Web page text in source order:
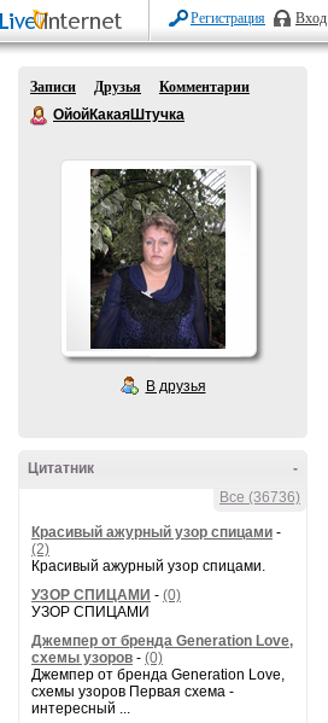
Регистрация Вход
Записи Друзья
Комментарии
ОйойКакаяШтучка
В друзья
-
Цитатник
Все (36736)
Красивый ажурный узор спицами -
(2)
Красивый ажурный узор спицами.
УЗОР СПИЦАМИ - (0)
УЗОР СПИЦАМИ
Джемпер от бренда Generation Love,
схемы узоров - (0)
Джемпер от бренда Generation Love,
схемы узоров Первая схема -
интересный ...